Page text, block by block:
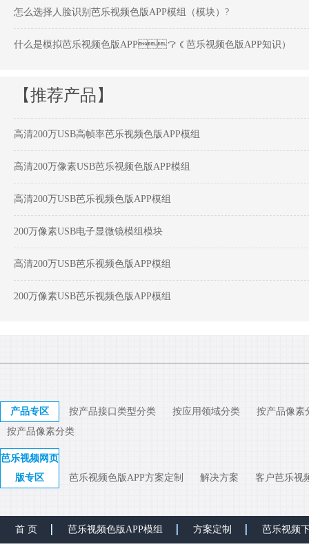
怎么选择人脸识别芭乐视频色版APP模组（模块）?
什么是模拟芭乐视频色版APP？（芭乐视频色版APP知识）
【推荐产品】
高清200万USB高帧率芭乐视频色版APP模组
高清200万像素USB芭乐视频色版APP模组
高清200万USB芭乐视频色版APP模组
200万像素USB电子显微镜模组模块
高清200万USB芭乐视频色版APP模组
200万像素USB芭乐视频色版APP模组
产品专区 按产品接口类型分类 按应用领域分类
按产品像素
按产品像素分类
芭乐视频网页
版专区
芭乐视频色版APP方案定制 解决方案 客户芭乐视
首 页 芭乐视频色版APP模组 方案定制 芭乐视频